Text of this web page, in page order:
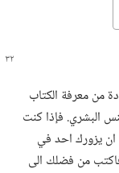
من معرفة الكتاب
البشري.‏ فإذا كنت
يزورك احد في
من فضلك الى